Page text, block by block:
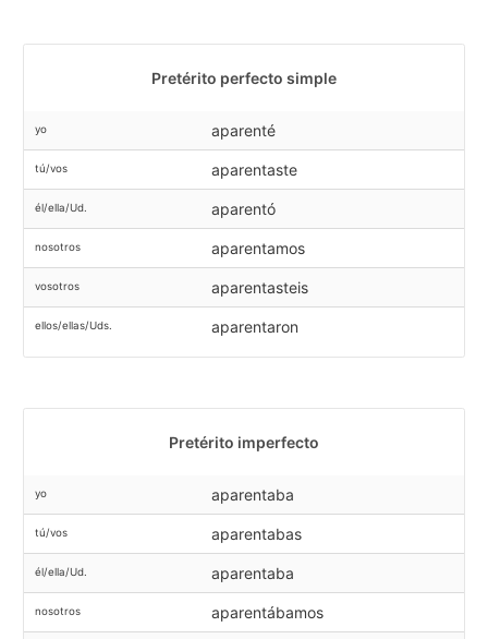
Pretérito perfecto simple
yo aparenté
tú/vos aparentaste
él/ella/Ud. aparentó
nosotros aparentamos
vosotros aparentasteis
ellos/ellas/Uds. aparentaron
Pretérito imperfecto
yo aparentaba
tú/vos aparentabas
él/ella/Ud. aparentaba
nosotros aparentábamos